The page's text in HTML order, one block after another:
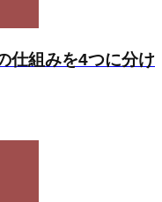
仕組みを4つに分け